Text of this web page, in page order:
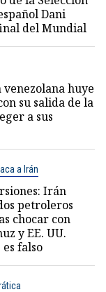
Dani
del Mundial
huye
su salida de la
a sus
a Irán
Irán
petroleros
chocar con
y EE. UU.
falso